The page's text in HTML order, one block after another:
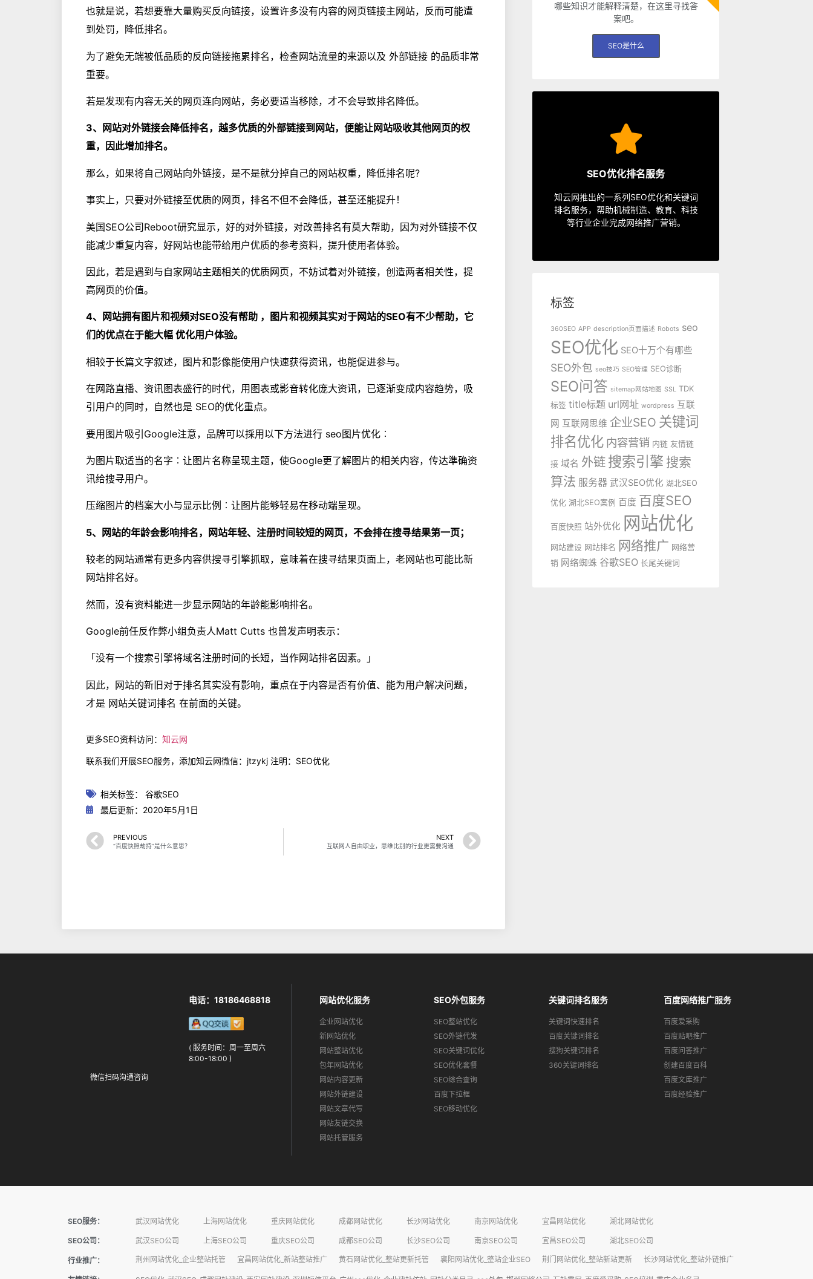
也就是说，若想要靠大量购买反向链接，设置许多没有内容的网页链接主网站，反而可能遭
到处罚，降低排名。
为了避免无端被低品质的反向链接拖累排名，检查网站流量的来源以及 外部链接 的品质非常
重要。
若是发现有内容无关的网页连向网站，务必要适当移除，才不会导致排名降低。
3、网站对外链接会降低排名，越多优质的外部链接到网站，便能让网站吸收其他网页的权
重，因此增加排名。
那么，如果将自己网站向外链接，是不是就分掉自己的网站权重，降低排名呢?
事实上，只要对外链接至优质的网页，排名不但不会降低，甚至还能提升！
美国SEO公司Reboot研究显示，好的对外链接，对改善排名有莫大帮助，因为对外链接不仅
能减少重复内容，好网站也能带给用户优质的参考资料，提升使用者体验。
因此，若是遇到与自家网站主题相关的优质网页，不妨试着对外链接，创造两者相关性，提
高网页的价值。
4、网站拥有图片和视频对SEO没有帮助 ，图片和视频其实对于网站的SEO有不少帮助，它
们的优点在于能大幅 优化用户体验。
相较于长篇文字叙述，图片和影像能使用户快速获得资讯，也能促进参与。
在网路直播、资讯图表盛行的时代，用图表或影音转化庞大资讯，已逐渐变成内容趋势，吸
引用户的同时，自然也是 SEO的优化重点。
要用图片吸引Google注意，品牌可以採用以下方法进行 seo图片优化︰
为图片取适当的名字︰让图片名称呈现主题，使Google更了解图片的相关内容，传达準确资
讯给搜寻用户。
压缩图片的档案大小与显示比例︰让图片能够轻易在移动端呈现。
5、网站的年龄会影响排名，网站年轻、注册时间较短的网页，不会排在搜寻结果第一页；
较老的网站通常有更多内容供搜寻引擎抓取，意味着在搜寻结果页面上，老网站也可能比新
网站排名好。
然而，没有资料能进一步显示网站的年龄能影响排名。
Google前任反作弊小组负责人Matt Cutts 也曾发声明表示：
「没有一个搜索引擎将域名注册时间的长短，当作网站排名因素。」
因此，网站的新旧对于排名其实没有影响，重点在于内容是否有价值、能为用户解决问题，
才是 网站关键词排名 在前面的关键。
更多SEO资料访问： 知云网
联系我们开展SEO服务，添加知云网微信：jtzykj 注明：SEO优化
相关标签：
谷歌SEO
最后更新：2020年5月1日
PREVIOUS
“百度快照劫持”是什么意思？
NEXT
互联网人自由职业，思维比别的行业更需要沟通
哪些知识才能解释清楚，在这里寻找答
案吧。
SEO是什么
SEO优化排名服务
知云网推出的一系列SEO优化和关键词
排名服务，帮助机械制造、教育、科技
等行业企业完成网络推广营销。
SEO服务中心
指定关键词优化、整站优化、SEO套
从容应对各种优化需求。
SEO服务
标签
360SEO APP description页面描述 Robots seo
SEO优化 SEO十万个有哪些
SEO外包 seo技巧 SEO管理 SEO诊断
SEO问答 sitemap网站地图 SSL TDK
标签 title标题 url网址 wordpress 互联
网 互联网思维 企业SEO 关键词
排名优化 内容营销 内链 友情链
接 域名 外链 搜索引擎 搜索
算法 服务器 武汉SEO优化 湖北SEO
优化 湖北SEO案例 百度 百度SEO
百度快照 站外优化 网站优化
网站建设 网站排名 网络推广 网络营
销 网络蜘蛛 谷歌SEO 长尾关键词
微信扫码沟通咨询
电话：18186468818
( 服务时间：周一至周六
8:00-18:00 )
网站优化服务
企业网站优化
新网站优化
网站整站优化
包年网站优化
网站内容更新
网站外链建设
网站文章代写
网站友链交换
网站托管服务
SEO外包服务
SEO整站优化
SEO外链代发
SEO关键词优化
SEO优化套餐
SEO综合查询
百度下拉框
SEO移动优化
关键词排名服务
关键词快速排名
百度关键词排名
搜狗关键词排名
360关键词排名
百度网络推广服务
百度爱采购
百度贴吧推广
百度问答推广
创建百度百科
百度文库推广
百度经验推广
SEO服务： 武汉网站优化 上海网站优化 重庆网站优化 成都网站优化 长沙网站优化 南京网站优化 宜昌网站优化 湖北网站优化
SEO公司： 武汉SEO公司 上海SEO公司 重庆SEO公司 成都SEO公司 长沙SEO公司 南京SEO公司 宜昌SEO公司 湖北SEO公司
行业推广： 荆州网站优化_企业整站托管 宜昌网站优化_新站整站推广​ 黄石网站优化_整站更新托管​ 襄阳网站优化_整站企业SEO​ 荆门网站优化_整站新站更新 长沙网站优化_整站外链推广​